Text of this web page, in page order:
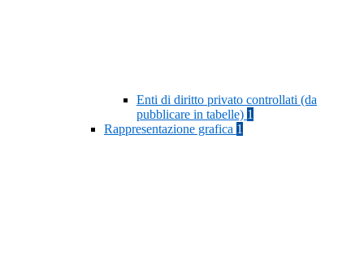
Enti di diritto privato controllati (da
pubblicare in tabelle) 1
Rappresentazione grafica 1